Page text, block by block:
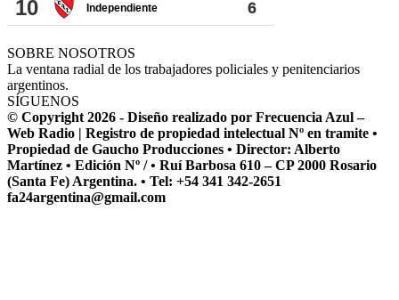
SOBRE NOSOTROS
La ventana radial de los trabajadores policiales y penitenciarios
argentinos.
SÍGUENOS
© Copyright 2026 - Diseño realizado por Frecuencia Azul –
Web Radio | Registro de propiedad intelectual Nº en tramite •
Propiedad de Gaucho Producciones • Director: Alberto
Martínez • Edición Nº / • Ruí Barbosa 610 – CP 2000 Rosario
(Santa Fe) Argentina. • Tel: +54 341 342-2651
fa24argentina@gmail.com